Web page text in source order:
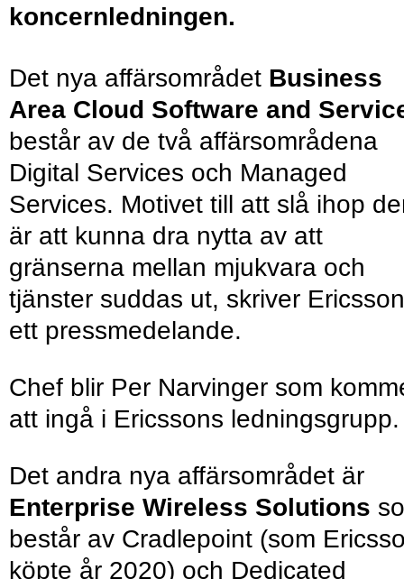
koncernledningen.
Det nya affärsområdet Business
Area Cloud Software and
består av de två affärsområdena
Digital Services och Managed
Services. Motivet till att slå ihop
är att kunna dra nytta av att
gränserna mellan mjukvara och
tjänster suddas ut, skriver
ett pressmedelande.
Chef blir Per Narvinger som
att ingå i Ericssons ledningsgrupp.
Det andra nya affärsområdet är
Enterprise Wireless Solutions
består av Cradlepoint (som
köpte år 2020) och Dedicated